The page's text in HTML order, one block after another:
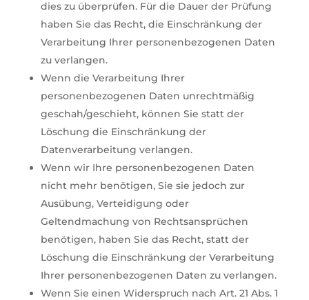
dies zu überprüfen. Für die Dauer der Prüfung
haben Sie das Recht, die Einschränkung der
Verarbeitung Ihrer personenbezogenen Daten
zu verlangen.
Wenn die Verarbeitung Ihrer
personenbezogenen Daten unrechtmäßig
geschah/geschieht, können Sie statt der
Löschung die Einschränkung der
Datenverarbeitung verlangen.
Wenn wir Ihre personenbezogenen Daten
nicht mehr benötigen, Sie sie jedoch zur
Ausübung, Verteidigung oder
Geltendmachung von Rechtsansprüchen
benötigen, haben Sie das Recht, statt der
Löschung die Einschränkung der Verarbeitung
Ihrer personenbezogenen Daten zu verlangen.
Wenn Sie einen Widerspruch nach Art. 21 Abs. 1